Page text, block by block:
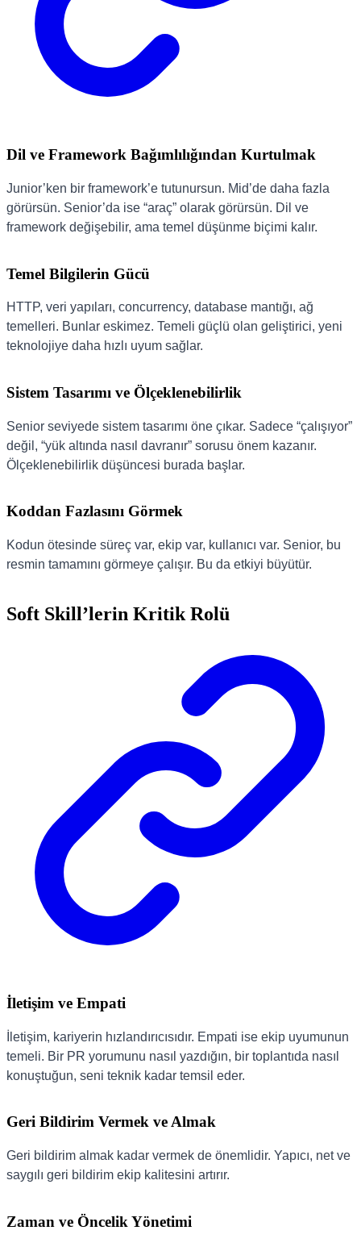
Dil ve Framework Bağımlılığından Kurtulmak
Junior’ken bir framework’e tutunursun. Mid’de daha fazla
görürsün. Senior’da ise “araç” olarak görürsün. Dil ve
framework değişebilir, ama temel düşünme biçimi kalır.
Temel Bilgilerin Gücü
HTTP, veri yapıları, concurrency, database mantığı, ağ
temelleri. Bunlar eskimez. Temeli güçlü olan geliştirici, yeni
teknolojiye daha hızlı uyum sağlar.
Sistem Tasarımı ve Ölçeklenebilirlik
Senior seviyede sistem tasarımı öne çıkar. Sadece “çalışıyor”
değil, “yük altında nasıl davranır” sorusu önem kazanır.
Ölçeklenebilirlik düşüncesi burada başlar.
Koddan Fazlasını Görmek
Kodun ötesinde süreç var, ekip var, kullanıcı var. Senior, bu
resmin tamamını görmeye çalışır. Bu da etkiyi büyütür.
Soft Skill’lerin Kritik Rolü
İletişim ve Empati
İletişim, kariyerin hızlandırıcısıdır. Empati ise ekip uyumunun
temeli. Bir PR yorumunu nasıl yazdığın, bir toplantıda nasıl
konuştuğun, seni teknik kadar temsil eder.
Geri Bildirim Vermek ve Almak
Geri bildirim almak kadar vermek de önemlidir. Yapıcı, net ve
saygılı geri bildirim ekip kalitesini artırır.
Zaman ve Öncelik Yönetimi